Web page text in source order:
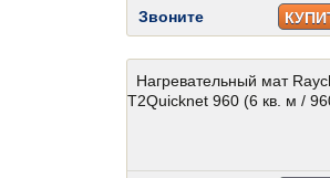
Звоните
Нагревательный мат
T2Quicknet 960 (6 кв. м /